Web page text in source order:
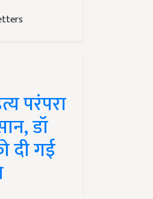
परंपरा
डॉ
दी गई